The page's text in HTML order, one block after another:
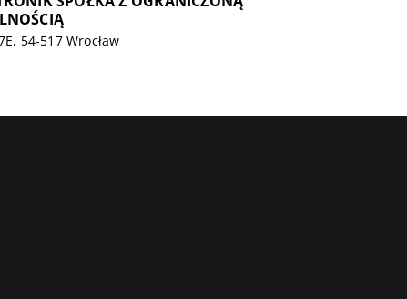
54-517 Wrocław